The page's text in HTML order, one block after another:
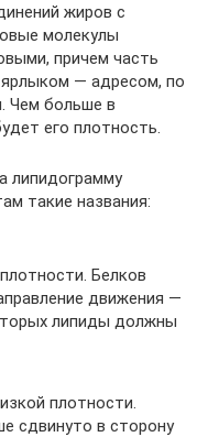
жиров с
молекулы
причем часть
— адресом, по
Чем больше в
его плотность.
липидограмму
такие названия:
Белков
движения —
липиды должны
плотности.
сдвинуто в сторону